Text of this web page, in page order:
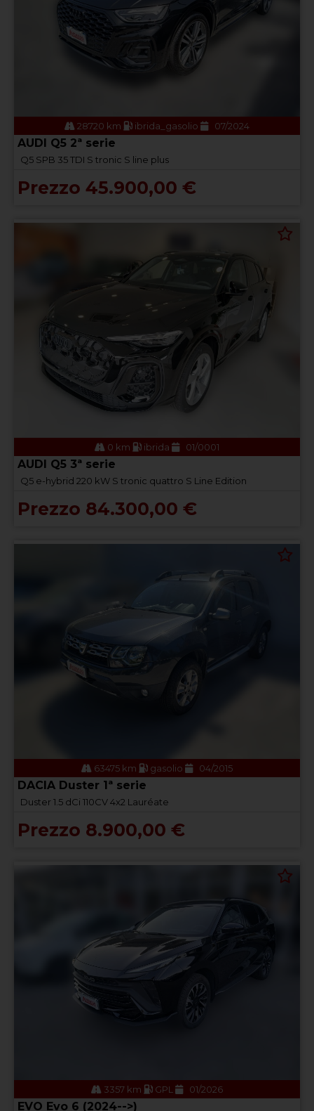
28720 km ibrida_gasolio 07/2024
AUDI Q5 2ª serie
Q5 SPB 35 TDI S tronic S line plus
Prezzo 45.900,00 €
0 km ibrida 01/0001
AUDI Q5 3ª serie
Q5 e-hybrid 220 kW S tronic quattro S Line Edition
Prezzo 84.300,00 €
63475 km gasolio 04/2015
DACIA Duster 1ª serie
Duster 1.5 dCi 110CV 4x2 Lauréate
Prezzo 8.900,00 €
3357 km GPL 01/2026
EVO Evo 6 (2024-->)